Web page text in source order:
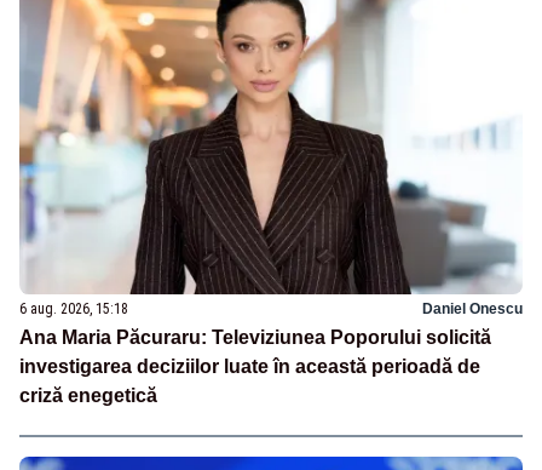
6 aug. 2026, 15:18 Daniel Onescu
Ana Maria Păcuraru: Televiziunea Poporului solicită
investigarea deciziilor luate în această perioadă de
criză enegetică